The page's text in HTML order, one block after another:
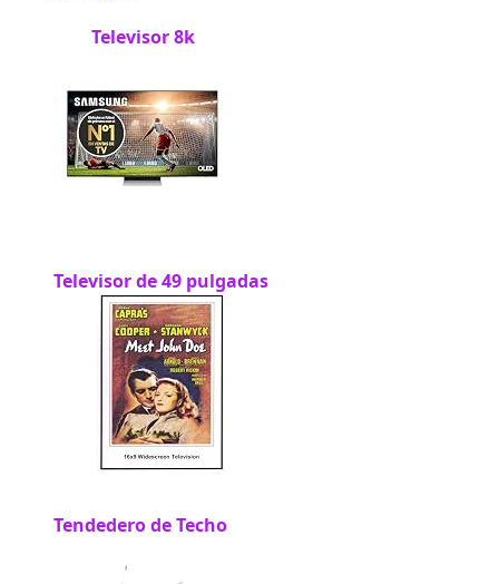
Televisor 8k
Televisor de 49 pulgadas
Tendedero de Techo